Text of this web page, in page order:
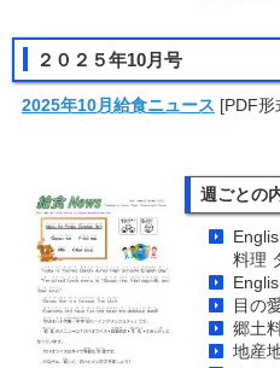
２０２５年10月号
2025年10月給食ニュース [PDF形
週ごとの
料理
目の
郷土
地産